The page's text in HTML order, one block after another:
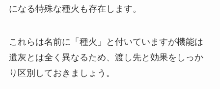
になる特殊な種火も存在します。
これらは名前に「種火」と付いていますが機能は
遺灰とは全く異なるため、渡し先と効果をしっか
り区別しておきましょう。